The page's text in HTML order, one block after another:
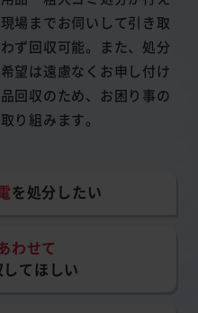
場までお伺いして引き取
ず回収可能。また、処分
望は遠慮なくお申し付け
回収のため、お困り事の
り組みます。
を処分したい
わせて
てほしい